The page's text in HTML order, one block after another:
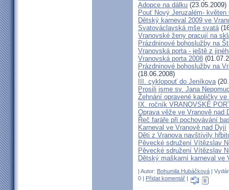
Adopce na dálku (23.05.2009)
Pouť Nový Jeruzalém- květen
Dětský karneval 2009 ve
Svatováclavská mše svatá
Vranovské ženy pracují na
Prázdninové bohoslužby na
Vranovská porta - ještě z
Vranovská porta 2008
Prázdninové bohoslužby na
(18.06.2008)
III. cyklopouť do Jeníkova
Prosili jsme sv. Jana
Žehnání opravené kapličky
IX. ročník VRANOVSKÉ
Oprava věže ve Vranově nad
Řeč faráře při pochovávání
Karneval ve Vranově nad Dyjí
Děti z Vranova navštívily
Pěvecké sdružení Vítězslav
Pěvecké sdružení Vítězslav
Dětský maškarní karneval ve
| Autor: Bohumila Hubáčková |
0 | Přidat komentář |